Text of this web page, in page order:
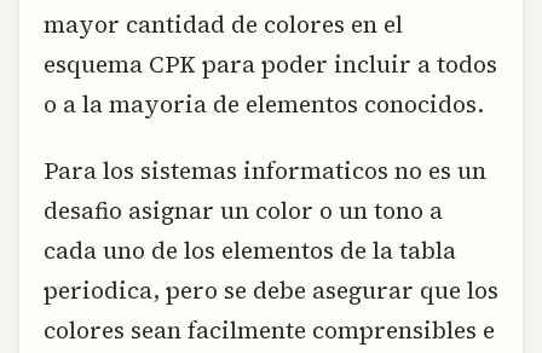
mayor cantidad de colores en el
esquema CPK para poder incluir a todos
o a la mayoria de elementos conocidos.
Para los sistemas informaticos no es un
desafio asignar un color o un tono a
cada uno de los elementos de la tabla
periodica, pero se debe asegurar que los
colores sean facilmente comprensibles e